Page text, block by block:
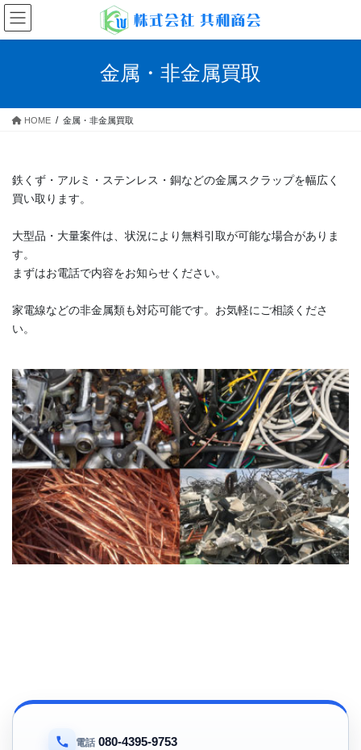
コ
ン
テ
ス
ナ
ビ
ゲ
ン
金属・非金属買取
HOME 金属・非金属買取
鉄くず・アルミ・ステンレス・銅などの金属スクラップを幅広く
買い取ります。
大型品・大量案件は、状況により無料引取が可能な場合がありま
す。
まずはお電話で内容をお知らせください。
家電線などの非金属類も対応可能です。お気軽にご相談くださ
い。
電話 080-4395-9753